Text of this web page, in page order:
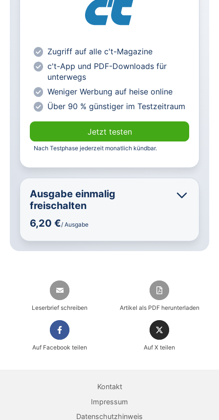
Alle exklusiven heise+ Artikel frei
zugänglich
Abonnenten
Zugriff auf alle c't-Magazine
c't-App und PDF-Downloads für
unterwegs
Weniger Werbung auf heise online
Über 90 % günstiger im Testzeitraum
Jetzt testen
Nach Testphase jederzeit monatlich kündbar.
Ausgabe einmalig
freischalten
6,20 €/ Ausgabe
Magazin direkt im Browser lesen
Dauerhaft als PDF behalten
Leserbrief schreiben Artikel als PDF herunterladen
Auf Facebook teilen Auf X teilen
Kontakt
Impressum
Datenschutzhinweis